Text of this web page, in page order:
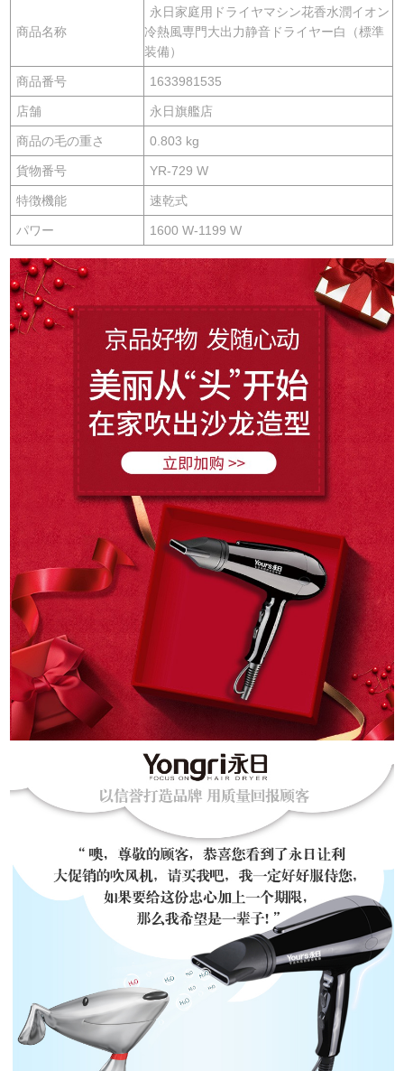
商品名称
永日家庭用ドライヤマシン花香水潤イオン
冷熱風専門大出力静音ドライヤー白（標準
装備）
商品番号 1633981535
店舗 永日旗艦店
商品の毛の重さ 0.803 kg
貨物番号 YR-729 W
特徴機能 速乾式
パワー 1600 W-1199 W